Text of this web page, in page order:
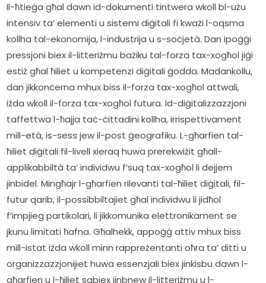
Il-ħtieġa għal dawn id-dokumenti tintwera wkoll bl-użu
intensiv ta’ elementi u sistemi diġitali fi kważi l-oqsma
kollha tal-ekonomija, l-industrija u s-soċjetà. Dan ipoġġi
pressjoni biex il-litteriżmu bażiku tal-forza tax-xogħol jiġi
estiż għal ħiliet u kompetenzi diġitali ġodda. Madankollu,
dan jikkonċerna mhux biss il-forza tax-xogħol attwali,
iżda wkoll il-forza tax-xogħol futura. Id-diġitalizzazzjoni
taffettwa l-ħajja taċ-ċittadini kollha, irrispettivament
mill-età, is-sess jew il-post ġeografiku. L-għarfien tal-
ħiliet diġitali fil-livell xieraq huwa prerekwiżit għall-
applikabbiltà ta’ individwu f’suq tax-xogħol li dejjem
jinbidel. Mingħajr l-għarfien rilevanti tal-ħiliet diġitali, fil-
futur qarib, il-possibbiltajiet għal individwu li jidħol
f’impjieg partikolari, li jikkomunika elettronikament se
jkunu limitati ħafna. Għalhekk, appoġġ attiv mhux biss
mill-istat iżda wkoll minn rappreżentanti oħra ta’ ditti u
organizzazzjonijiet huwa essenzjali biex jinkisbu dawn l-
għarfien u l-ħiliet sabiex jinbnew il-litteriżmu u l-